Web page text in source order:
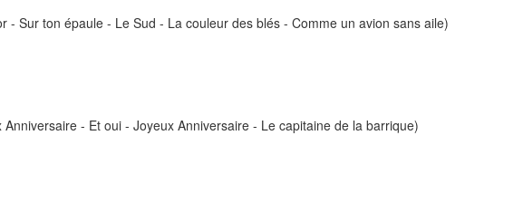
Sur ton épaule - Le Sud - La couleur des blés - Comme un avion sans aile)
- Et oui - Joyeux Anniversaire - Le capitaine de la barrique)